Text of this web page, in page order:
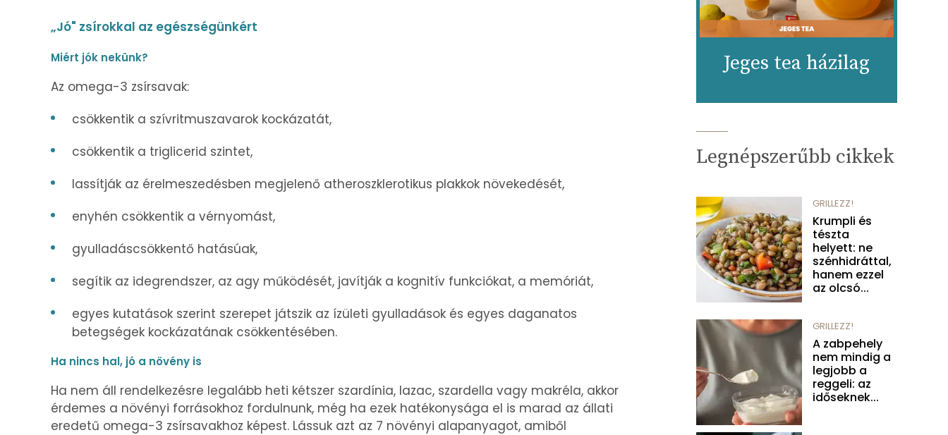
„Jó" zsírokkal az egészségünkért
Miért jók nekünk?
Az omega-3 zsírsavak:
csökkentik a szívritmuszavarok kockázatát,
csökkentik a triglicerid szintet,
lassítják az érelmeszedésben megjelenő atheroszklerotikus plakkok növekedését,
enyhén csökkentik a vérnyomást,
gyulladáscsökkentő hatásúak,
segítik az idegrendszer, az agy működését, javítják a kognitív funkciókat, a memóriát,
egyes kutatások szerint szerepet játszik az ízületi gyulladások és egyes daganatos
betegségek kockázatának csökkentésében.
Ha nincs hal, jó a növény is
Ha nem áll rendelkezésre legalább heti kétszer szardínia, lazac, szardella vagy makréla, akkor
érdemes a növényi forrásokhoz fordulnunk, még ha ezek hatékonysága el is marad az állati
eredetű omega-3 zsírsavakhoz képest. Lássuk azt az 7 növényi alapanyagot, amiből
Jeges tea házilag
Legnépszerűbb cikkek
GRILLEZZ!
Krumpli és
tészta
helyett: ne
szénhidráttal,
hanem ezzel
az olcsó...
GRILLEZZ!
A zabpehely
nem mindig a
legjobb a
reggeli: az
időseknek...